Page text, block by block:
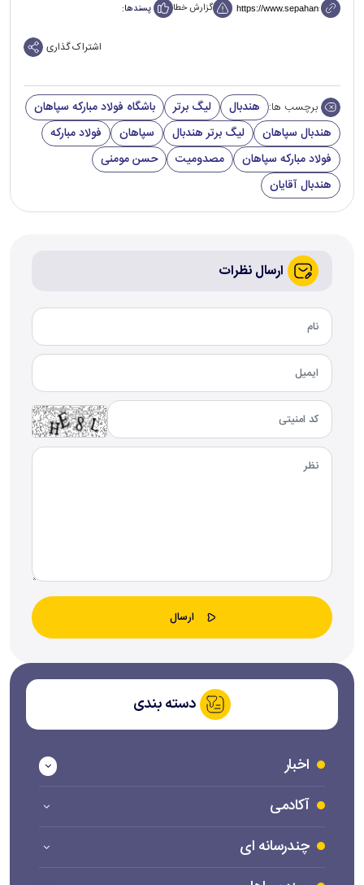
گزارش خطا پسندها:
اشتراک گذاری
برچسب ها: هندبال لیگ برتر
باشگاه فولاد مبارکه سپاهان
هندبال سپاهان
لیگ برتر هندبال سپاهان
فولاد مبارکه
فولاد مبارکه سپاهان
مصدومیت
حسن مومنی
هندبال آقایان
ارسال نظرات
دسته بندی
اخبار
آکادمی
چندرسانه ای